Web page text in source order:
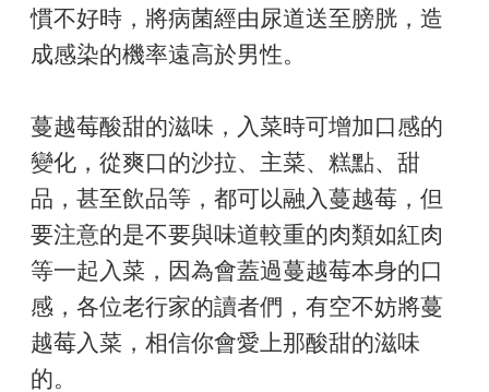
慣不好時，將病菌經由尿道送至膀胱，造
成感染的機率遠高於男性。
蔓越莓酸甜的滋味，入菜時可增加口感的
變化，從爽口的沙拉、主菜、糕點、甜
品，甚至飲品等，都可以融入蔓越莓，但
要注意的是不要與味道較重的肉類如紅肉
等一起入菜，因為會蓋過蔓越莓本身的口
感，各位老行家的讀者們，有空不妨將蔓
越莓入菜，相信你會愛上那酸甜的滋味
的。